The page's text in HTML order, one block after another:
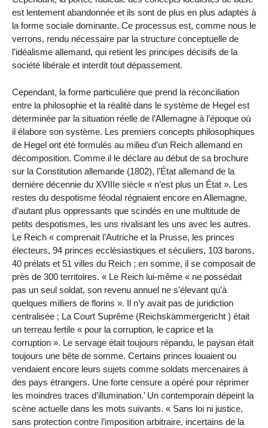
est lentement abandonnée et ils sont de plus en plus adaptés à
la forme sociale dominante. Ce processus est, comme nous le
verrons, rendu nécessaire par la structure conceptuelle de
l’idéalisme allemand, qui retient les principes décisifs de la
société libérale et interdit tout dépassement.
Cependant, la forme particulière que prend la réconciliation
entre la philosophie et la réalité dans le système de Hegel est
déterminée par la situation réelle de l’Allemagne à l’époque où
il élabore son système. Les premiers concepts philosophiques
de Hegel ont été formulés au milieu d’un Reich allemand en
décomposition. Comme il le déclare au début de sa brochure
sur la Constitution allemande (1802), l’État allemand de la
dernière décennie du XVIIIe siècle « n’est plus un État ». Les
restes du despotisme féodal régnaient encore en Allemagne,
d’autant plus oppressants que scindés en une multitude de
petits despotismes, les uns rivalisant les uns avec les autres.
Le Reich « comprenait l’Autriche et la Prusse, les princes
électeurs, 94 princes ecclésiastiques et séculiers, 103 barons,
40 prélats et 51 villes du Reich ; en somme, il se composait de
près de 300 territoires. « Le Reich lui-même « ne possédait
pas un seul soldat, son revenu annuel ne s’élevant qu’à
quelques milliers de florins ». Il n’y avait pas de juridiction
centralisée ; La Court Suprême (Reichskammergericht ) était
un terreau fertile « pour la corruption, le caprice et la
corruption ». Le servage était toujours répandu, le paysan était
toujours une bête de somme. Certains princes louaient ou
vendaient encore leurs sujets comme soldats mercenaires à
des pays étrangers. Une forte censure a opéré pour réprimer
les moindres traces d’illumination.’ Un contemporain dépeint la
scène actuelle dans les mots suivants. « Sans loi ni justice,
sans protection contre l’imposition arbitraire, incertains de la